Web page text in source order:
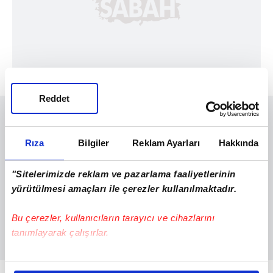
Rıza Bilgiler Reklam Ayarları Hakkında
"Sitelerimizde reklam ve pazarlama faaliyetlerinin
yürütülmesi amaçları ile çerezler kullanılmaktadır.
Bu çerezler, kullanıcıların tarayıcı ve cihazlarını
tanımlayarak çalışırlar.
Bu çerezlere izin vermeniz halinde sizlere özel
Reddet